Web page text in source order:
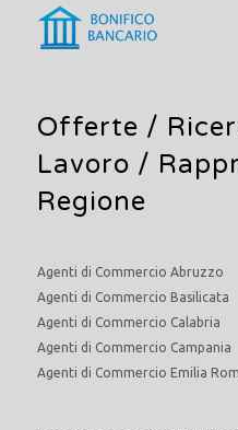
Offerte /
Lavoro /
Regione
Agenti di Commercio Abruzzo
Agenti di Commercio Basilicata
Agenti di Commercio Calabria
Agenti di Commercio Campania
Agenti di Commercio Emilia